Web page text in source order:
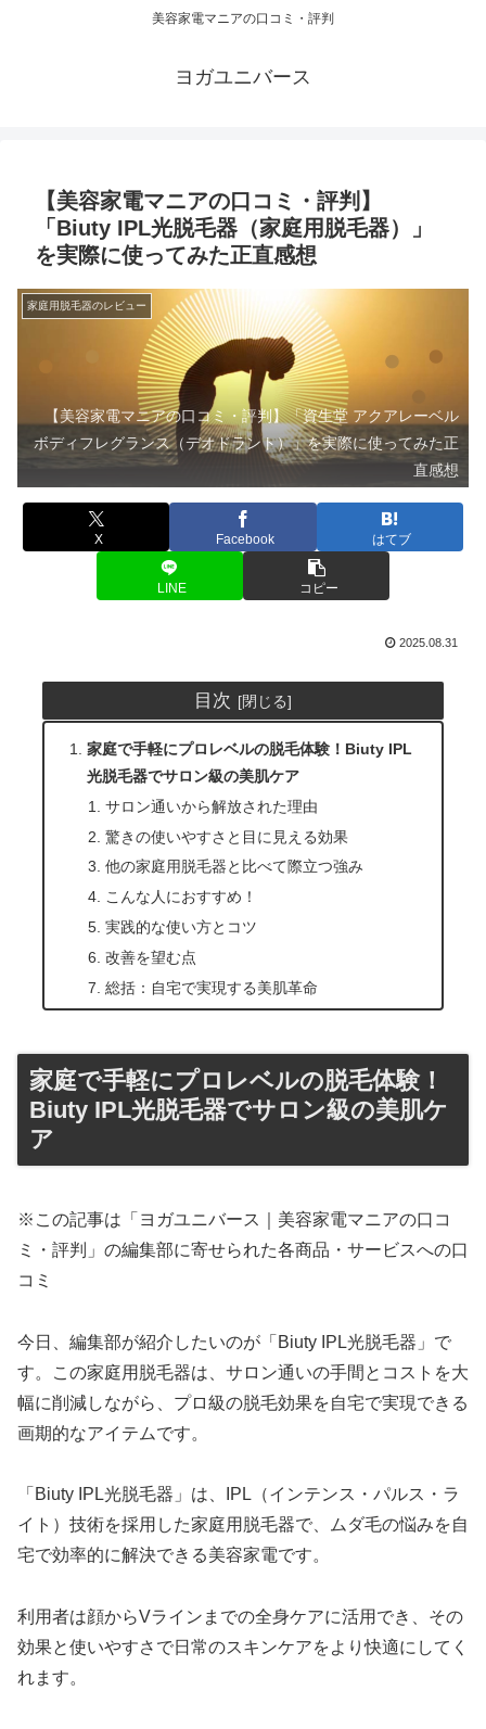
美容家電マニアの口コミ・評判
ヨガユニバース
【美容家電マニアの口コミ・評判】
「Biuty IPL光脱毛器（家庭用脱毛器）」
を実際に使ってみた正直感想
家庭用脱毛器のレビュー
【美容家電マニアの口コミ・評判】「資生堂 アクアレーベル
ボディフレグランス（デオドラント）」を実際に使ってみた正
直感想
X Facebook はてブ
LINE コピー
2025.08.31
目次
家庭で手軽にプロレベルの脱毛体験！Biuty IPL
光脱毛器でサロン級の美肌ケア
サロン通いから解放された理由
驚きの使いやすさと目に見える効果
他の家庭用脱毛器と比べて際立つ強み
こんな人におすすめ！
実践的な使い方とコツ
改善を望む点
総括：自宅で実現する美肌革命
家庭で手軽にプロレベルの脱毛体験！
Biuty IPL光脱毛器でサロン級の美肌ケ
ア
※この記事は「ヨガユニバース｜美容家電マニアの口コ
ミ・評判」の編集部に寄せられた各商品・サービスへの口
コミ
今日、編集部が紹介したいのが「Biuty IPL光脱毛器」で
す。この家庭用脱毛器は、サロン通いの手間とコストを大
幅に削減しながら、プロ級の脱毛効果を自宅で実現できる
画期的なアイテムです。
「Biuty IPL光脱毛器」は、IPL（インテンス・パルス・ラ
イト）技術を採用した家庭用脱毛器で、ムダ毛の悩みを自
宅で効率的に解決できる美容家電です。
利用者は顔からVラインまでの全身ケアに活用でき、その
効果と使いやすさで日常のスキンケアをより快適にしてく
れます。